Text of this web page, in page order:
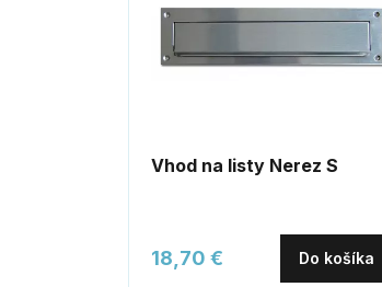
Vhod na listy Nerez S
18,70 € Do košíka